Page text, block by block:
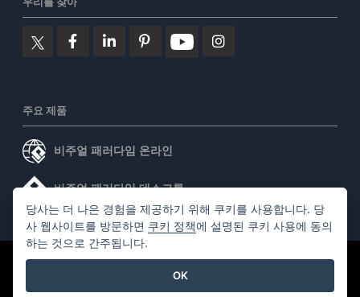
주요 제품
비주얼 패러다임 온라인
비주얼 패러다임 데스크톱
당사는 더 나은 경험을 제공하기 위해 쿠키를 사용합니다. 당
사 웹사이트를 방문하면 쿠키 정책에 설명된 쿠키 사용에 동의
하는 것으로 간주됩니다.
OK